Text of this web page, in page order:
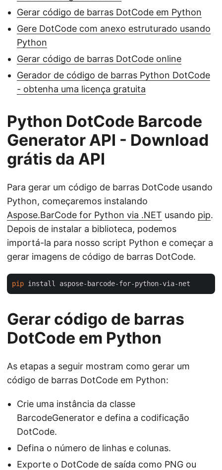
Gerar código de barras DotCode em Python
Gere DotCode com anexo estruturado usando
Python
Gerar código de barras DotCode online
Gerador de código de barras Python DotCode
- obtenha uma licença gratuita
Python DotCode Barcode
Generator API - Download
grátis da API
Para gerar um código de barras DotCode usando
Python, começaremos instalando
Aspose.BarCode for Python via .NET usando pip.
Depois de instalar a biblioteca, podemos
importá-la para nosso script Python e começar a
gerar imagens de código de barras DotCode.
pip
Gerar código de barras
DotCode em Python
As etapas a seguir mostram como gerar um
código de barras DotCode em Python:
Crie uma instância da classe
BarcodeGenerator e defina a codificação
DotCode.
Defina o número de linhas e colunas.
Exporte o DotCode de saída como PNG ou